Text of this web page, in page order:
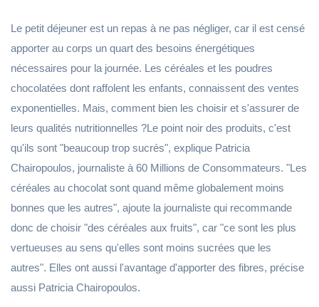
Le petit déjeuner est un repas à ne pas négliger, car il est censé
apporter au corps un quart des besoins énergétiques
nécessaires pour la journée. Les céréales et les poudres
chocolatées dont raffolent les enfants, connaissent des ventes
exponentielles. Mais, comment bien les choisir et s'assurer de
leurs qualités nutritionnelles ?Le point noir des produits, c'est
qu'ils sont "beaucoup trop sucrés", explique Patricia
Chairopoulos, journaliste à 60 Millions de Consommateurs. "Les
céréales au chocolat sont quand même globalement moins
bonnes que les autres", ajoute la journaliste qui recommande
donc de choisir "des céréales aux fruits", car "ce sont les plus
vertueuses au sens qu'elles sont moins sucrées que les
autres". Elles ont aussi l'avantage d'apporter des fibres, précise
aussi Patricia Chairopoulos.